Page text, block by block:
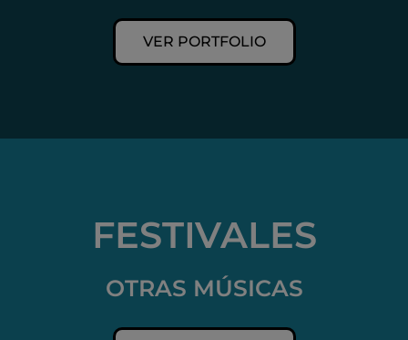
VER PORTFOLIO
FESTIVALES
OTRAS MÚSICAS